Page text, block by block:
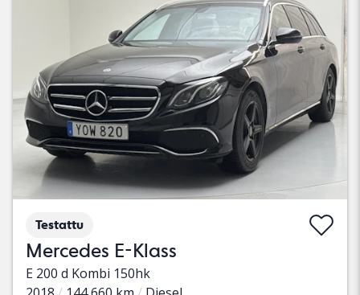
Testattu
Mercedes E-Klass
E 200 d Kombi 150hk